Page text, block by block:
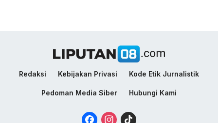
Redaksi Kebijakan Privasi Kode Etik Jurnalistik
Pedoman Media Siber Hubungi Kami
FacebookInstagram